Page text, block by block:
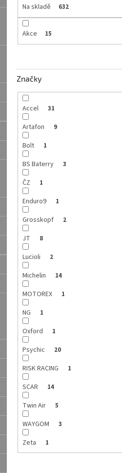
Na skladě 632
Akce 15
Značky
Accel 31
Artafon 9
Bolt 1
BS Baterry 3
ČZ 1
Enduro9 1
Grosskopf 2
JT 8
Lucioli 2
Michelin 14
MOTOREX 1
NG 1
Oxford 1
Psychic 20
RISK RACING 1
SCAR 14
Twin Air 5
WAYGOM 3
Zeta 1